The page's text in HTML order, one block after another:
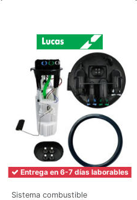
Entrega en 6-7 días laborables
Sistema combustible